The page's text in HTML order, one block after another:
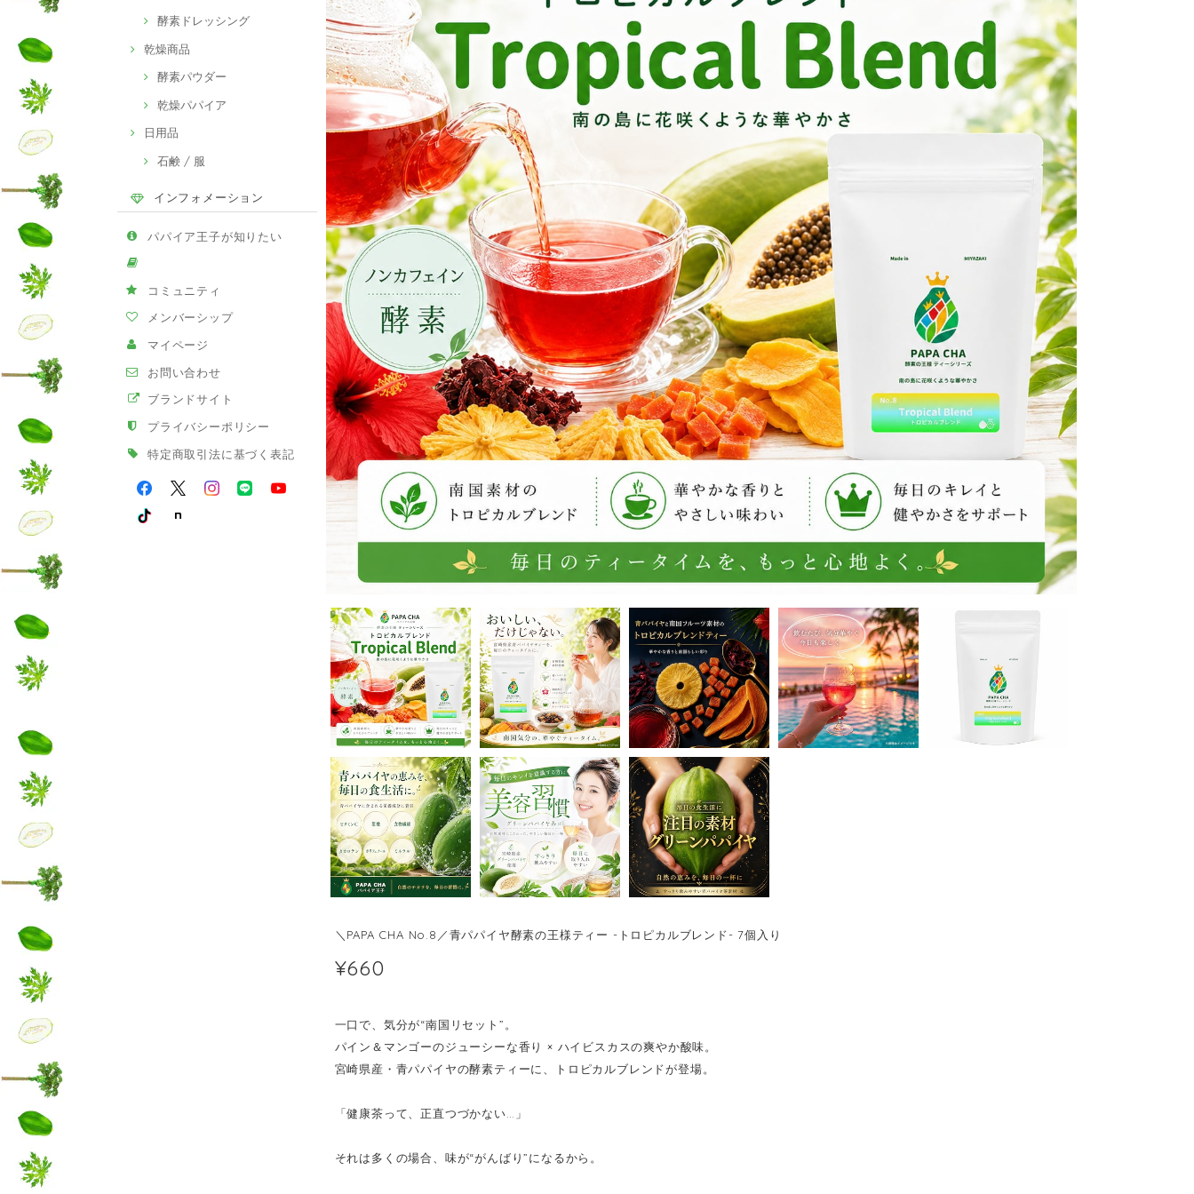
酵素ドレッシング
乾燥商品
酵素パウダー
乾燥パパイア
日用品
石鹸 / 服
インフォメーション
パパイア王子が知りたい
コミュニティ
メンバーシップ
マイページ
お問い合わせ
ブランドサイト
プライバシーポリシー
特定商取引法に基づく表記
＼PAPA CHA No.8／青パパイヤ酵素の王様ティー -トロピカルブレンド- 7個入り
¥660
一口で、気分が“南国リセット”。
パイン＆マンゴーのジューシーな香り × ハイビスカスの爽やか酸味。
宮崎県産・青パパイヤの酵素ティーに、トロピカルブレンドが登場。
「健康茶って、正直つづかない…」
それは多くの場合、味が“がんばり”になるから。